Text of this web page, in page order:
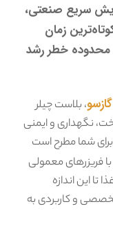
سریع صنعتی،
زمان
محدوده خطر رشد
، بلاست چیلر
نگهداری و ایمنی
شما مطرح است
فریزرهای معمولی
تا این اندازه
و کاربردی به